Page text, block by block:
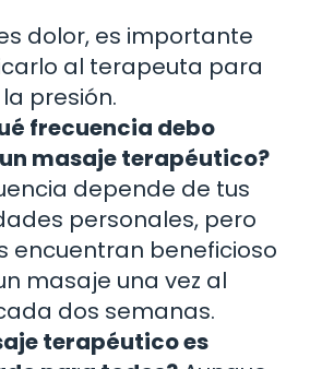
dolor, es importante
al terapeuta para
presión.
frecuencia debo
masaje terapéutico?
depende de tus
personales, pero
encuentran beneficioso
masaje una vez al
dos semanas.
terapéutico es